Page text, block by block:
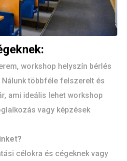
workshop helyszín bérlés
többféle felszerelt és
ami ideális lehet workshop
vagy képzések
célokra és cégeknek vagy